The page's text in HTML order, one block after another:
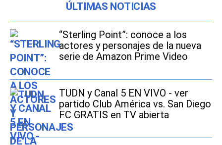
ÚLTIMAS NOTICIAS
“Sterling Point”: conoce a los
actores y personajes de la nueva
serie de Amazon Prime Video
TUDN y Canal 5 EN VIVO - ver
partido Club América vs. San Diego
FC GRATIS en TV abierta